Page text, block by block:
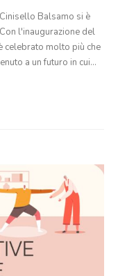
Balsamo si è
l'inaugurazione del
celebrato molto più che
a un futuro in cui...